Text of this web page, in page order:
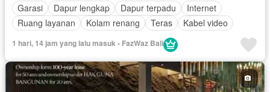
Garasi
Dapur lengkap Dapur terpadu
Internet
Ruang layanan
Kolam renang Teras Kabel video
1 hari, 14 jam yang lalu masuk - FazWaz Bali